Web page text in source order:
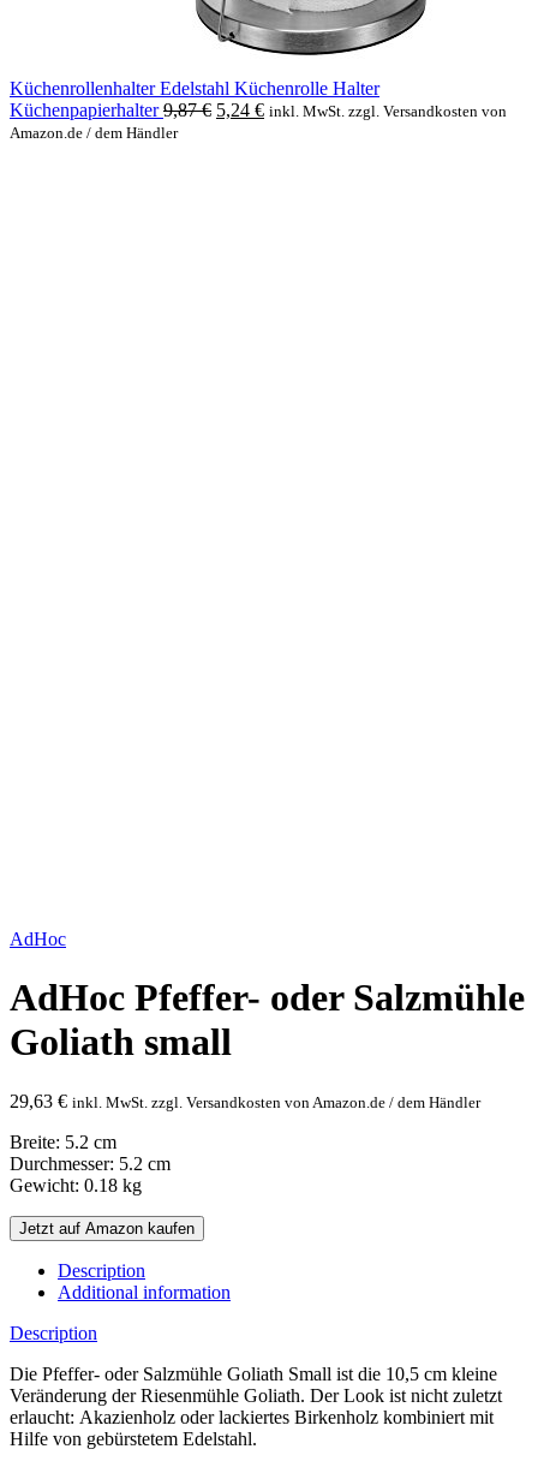
Küchenrollenhalter Edelstahl Küchenrolle Halter
Küchenpapierhalter9,87€ Original
5,24 €Current
inkl. MwSt. zzgl. Versandkosten von
Amazon.de / dem Händler
AdHoc
AdHoc Pfeffer- oder Salzmühle
Goliath small
29,63 € inkl. MwSt. zzgl. Versandkosten von Amazon.de / dem Händler
Breite: 5.2 cm
Durchmesser: 5.2 cm
Gewicht: 0.18 kg
Jetzt auf Amazon kaufen
Description
Additional information
Description
Die Pfeffer- oder Salzmühle Goliath Small ist die 10,5 cm kleine
Veränderung der Riesenmühle Goliath. Der Look ist nicht zuletzt
erlaucht: Akazienholz oder lackiertes Birkenholz kombiniert mit
Hilfe von gebürstetem Edelstahl.